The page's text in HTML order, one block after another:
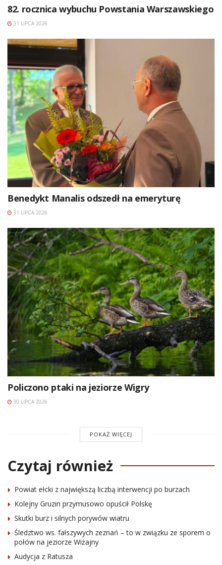
82. rocznica wybuchu Powstania Warszawskiego
31 LIPCA 2026
Benedykt Manalis odszedł na emeryturę
31 LIPCA 2026
Policzono ptaki na jeziorze Wigry
30 LIPCA 2026
POKAŻ WIĘCEJ
Czytaj również
Powiat ełcki z największą liczbą interwencji po burzach
Kolejny Gruzin przymusowo opuścił Polskę
Skutki burz i silnych porywów wiatru
Śledztwo ws. fałszywych zeznań – to w związku ze sporem o
połów na jeziorze Wiżajny
Audycja z Ratusza